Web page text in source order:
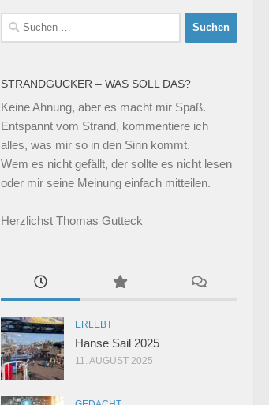
Suchen
nach:
STRANDGUCKER – WAS SOLL DAS?
Keine Ahnung, aber es macht mir Spaß.
Entspannt vom Strand, kommentiere ich
alles, was mir so in den Sinn kommt.
Wem es nicht gefällt, der sollte es nicht lesen
oder mir seine Meinung einfach mitteilen.
Herzlichst Thomas Gutteck
ERLEBT
Hanse Sail 2025
11. AUGUST 2025